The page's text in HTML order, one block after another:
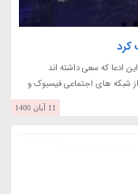
کرد
ادعا که سعی داشته اند
شبکه های اجتماعی فیسبوک و
11 آبان 1400